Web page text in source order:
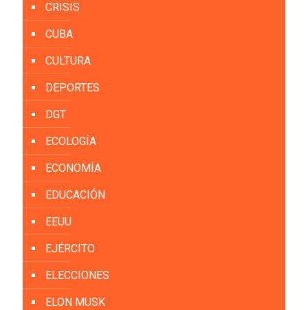
CRISIS
CUBA
CULTURA
DEPORTES
DGT
ECOLOGÍA
ECONOMÍA
EDUCACIÓN
EEUU
EJÉRCITO
ELECCIONES
ELON MUSK